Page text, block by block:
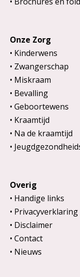
Onze Zorg
Kinderwens
Zwangerschap
Miskraam
Bevalling
Geboortewens
Kraamtijd
Na de kraamtijd
Overig
Handige links
Privacyverklaring
Disclaimer
Contact
Nieuws